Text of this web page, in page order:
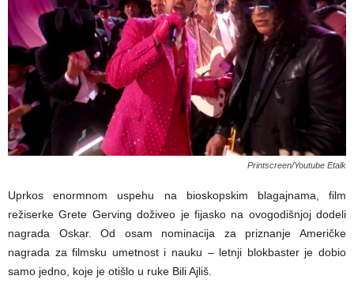
Printscreen/Youtube Etalk
Uprkos enormnom uspehu na bioskopskim blagajnama, film
režiserke Grete Gerving doživeo je fijasko na ovogodišnjoj dodeli
nagrada Oskar. Od osam nominacija za priznanje Američke
nagrada za filmsku umetnost i nauku – letnji blokbaster je dobio
samo jedno, koje je otišlo u ruke Bili Ajliš.